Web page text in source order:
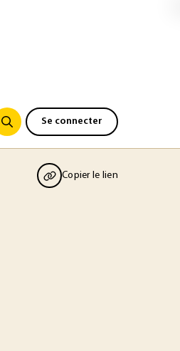
Se connecter
Copier le lien